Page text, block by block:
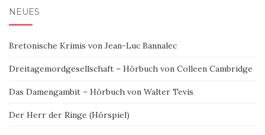
NEUES
Bretonische Krimis von Jean-Luc Bannalec
Dreitagemordgesellschaft – Hörbuch von Colleen Cambridge
Das Damengambit – Hörbuch von Walter Tevis
Der Herr der Ringe (Hörspiel)